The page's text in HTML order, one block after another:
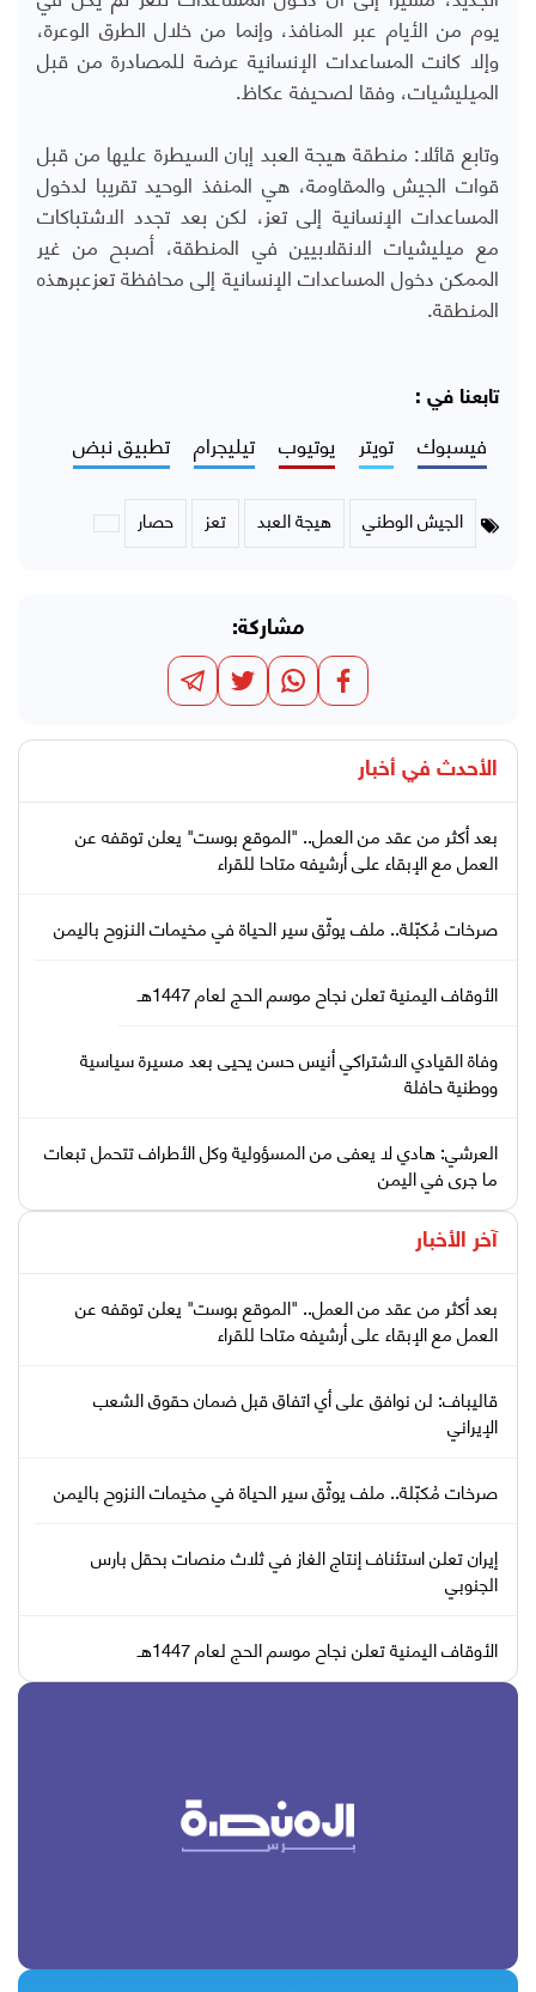
يوم من الأيام عبر المنافذ، وإنما من خلال الطرق الوعرة،
وإلا كانت المساعدات الإنسانية عرضة للمصادرة من قبل
الميليشيات، وفقا لصحيفة عكاظ.
وتابع قائلا: منطقة هيجة العبد إبان السيطرة عليها من قبل
قوات الجيش والمقاومة، هي المنفذ الوحيد تقريبا لدخول
المساعدات الإنسانية إلى تعز، لكن بعد تجدد الاشتباكات
مع ميليشيات الانقلابيين في المنطقة، أصبح من غير
الممكن دخول المساعدات الإنسانية إلى محافظة تعزعبرهذه
المنطقة.
تابعنا في :
فيسبوك تويتر يوتيوب تيليجرام تطبيق نبض
الجيش الوطني هيجة العبد تعز حصار
مشاركة:
الأحدث في أخبار
بعد أكثر من عقد من العمل.. "الموقع بوست" يعلن توقفه عن
العمل مع الإبقاء على أرشيفه متاحا للقراء
صرخات مُكبّلة.. ملف يوثّق سير الحياة في مخيمات النزوح باليمن
الأوقاف اليمنية تعلن نجاح موسم الحج لعام 1447هـ
وفاة القيادي الاشتراكي أنيس حسن يحيى بعد مسيرة سياسية
ووطنية حافلة
العرشي: هادي لا يعفى من المسؤولية وكل الأطراف تتحمل تبعات
ما جرى في اليمن
آخر الأخبار
بعد أكثر من عقد من العمل.. "الموقع بوست" يعلن توقفه عن
العمل مع الإبقاء على أرشيفه متاحا للقراء
قاليباف: لن نوافق على أي اتفاق قبل ضمان حقوق الشعب
الإيراني
صرخات مُكبّلة.. ملف يوثّق سير الحياة في مخيمات النزوح باليمن
إيران تعلن استئناف إنتاج الغاز في ثلاث منصات بحقل بارس
الجنوبي
الأوقاف اليمنية تعلن نجاح موسم الحج لعام 1447هـ